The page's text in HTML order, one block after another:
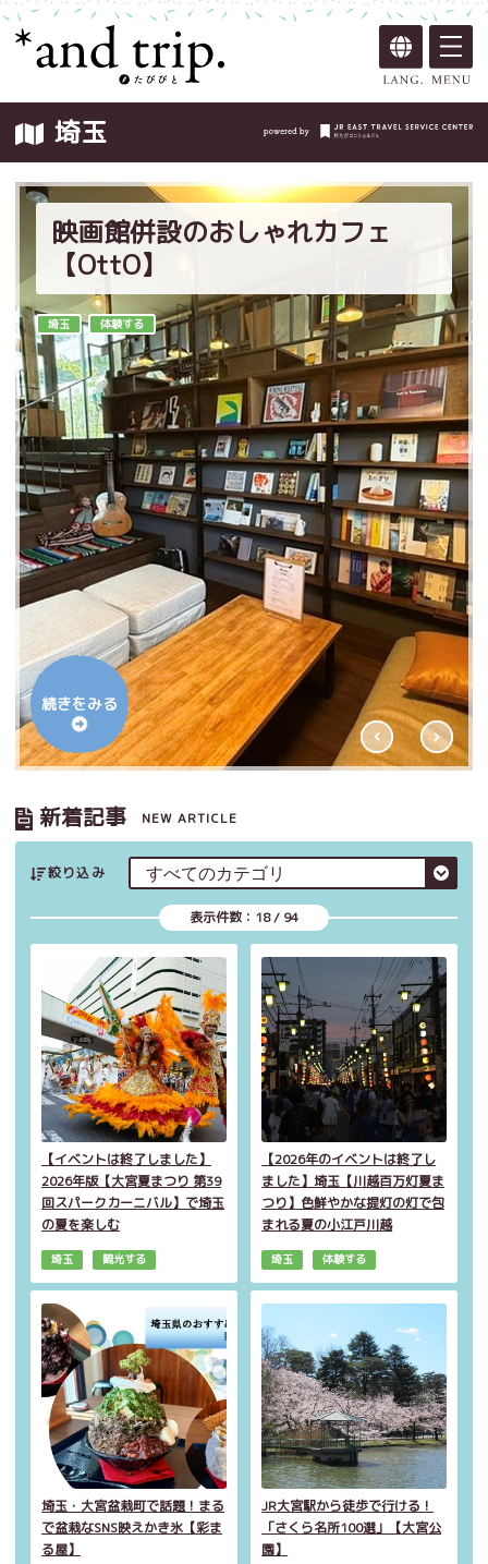
埼玉
映画館併設のおしゃれカフェ
【OttO】
埼玉 体験する
続きをみる
新着記事 NEW ARTICLE
絞り込み
表示件数： 18/ 94
【イベントは終了しました】
2026年版【大宮夏まつり 第39
回スパークカーニバル】で埼玉
の夏を楽しむ
埼玉 観光する
【2026年のイベントは終了し
ました】埼玉【川越百万灯夏ま
つり】色鮮やかな提灯の灯で包
まれる夏の小江戸川越
埼玉 体験する
埼玉・大宮盆栽町で話題！まる
で盆栽なSNS映えかき氷【彩ま
る屋】
JR大宮駅から徒歩で行ける！
「さくら名所100選」【大宮公
園】